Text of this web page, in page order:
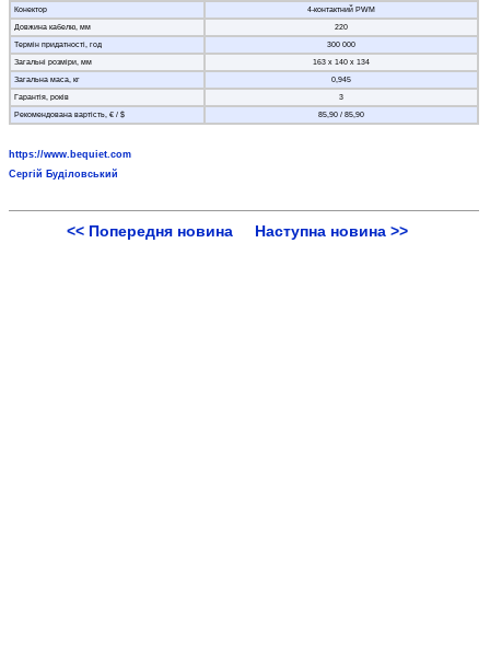
Конектор
4-контактний PWM
Довжина кабелю, мм
220
Термін придатності, год
300 000
Загальні розміри, мм
163 х 140 х 134
Загальна маса, кг
0,945
Гарантія, років
3
Рекомендована вартість, € / $
85,90 / 85,90
https://www.bequiet.com
Сергій Буділовський
<< Попередня новина Наступна новина >>